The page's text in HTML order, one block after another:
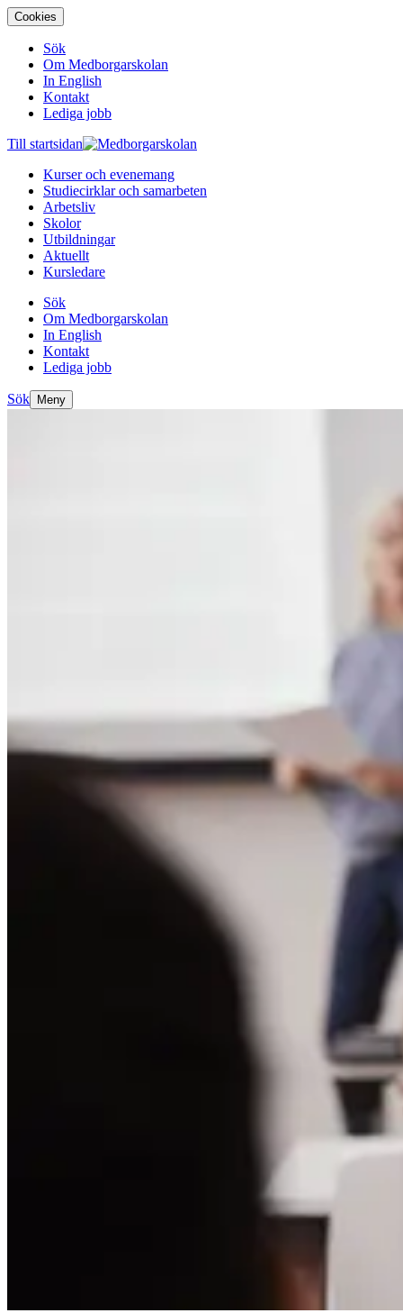
Cookies
Sök
Om Medborgarskolan
In English
Kontakt
Lediga jobb
Till startsidan
Kurser och evenemang
Studiecirklar och samarbeten
Arbetsliv
Skolor
Utbildningar
Aktuellt
Kursledare
Sök
Om Medborgarskolan
In English
Kontakt
Lediga jobb
Sök Meny